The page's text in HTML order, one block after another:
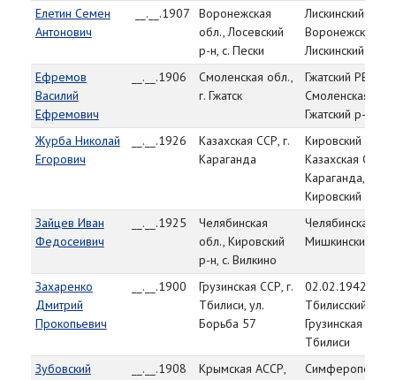
Елетин Семен
Антонович
__.__.1907
Воронежская
обл., Лосевский
р-н, с. Пески
Лискинский РВК,
Воронежская
Лискинский р-н
Ефремов
Василий
Ефремович
__.__.1906
Смоленская обл.,
г. Гжатск
Гжатский РВК,
Смоленская
Гжатский р-н
Журба Николай
Егорович
__.__.1926
Казахская ССР, г.
Караганда
Кировский РВК,
Казахская ССР, г.
Караганда,
Кировский р-н
Зайцев Иван
Федосеивич
__.__.1925
Челябинская
обл., Кировский
р-н, с. Вилкино
Челябинская
Мишкинский РВК
Захаренко
Дмитрий
Прокопьевич
__.__.1900
Грузинская ССР, г.
Тбилиси, ул.
Борьба 57
02.02.1942,
Тбилисский ГВК,
Грузинская ССР,
Тбилиси
Зубовский
__.__.1908
Крымская АССР,